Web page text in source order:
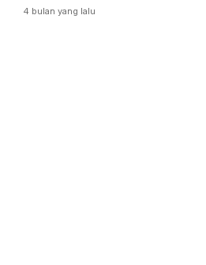
Dikeluarkan
4 bulan yang lalu